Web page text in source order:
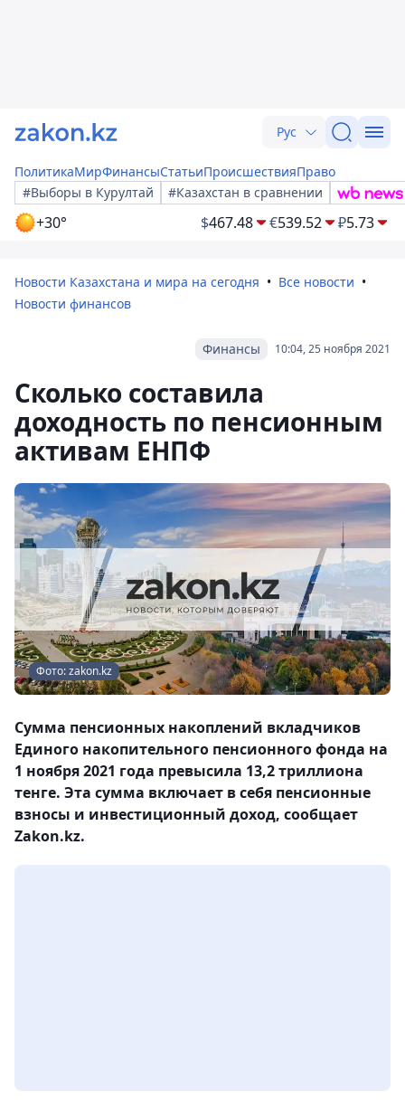
Рус
ПолитикаМирФинансыСтатьиПроисшествияПраво
#Выборы в Курултай
#Казахстан в сравнении
+30° $467.48 €539.52 ₽5.73
Новости Казахстана и мира на сегодня
Все новости
Новости финансов
10:04, 25 ноября 2021
Финансы
Сколько составила
доходность по пенсионным
активам ЕНПФ
Фото: zakon.kz
Сумма пенсионных накоплений вкладчиков
Единого накопительного пенсионного фонда на
1 ноября 2021 года превысила 13,2 триллиона
тенге. Эта сумма включает в себя пенсионные
взносы и инвестиционный доход, сообщает
Zakon.kz.